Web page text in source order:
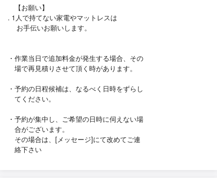
【お願い】
. 1人で持てない家電やマットレスは
お手伝いお願いします。
・作業当日で追加料金が発生する場合、その
場で再見積りさせて頂く時があります。
・予約の日程候補は、なるべく日時をずらし
てください。
・予約が集中し、ご希望の日時に伺えない場
合がございます。
その場合は、[メッセージ]にて改めてご連
絡下さい